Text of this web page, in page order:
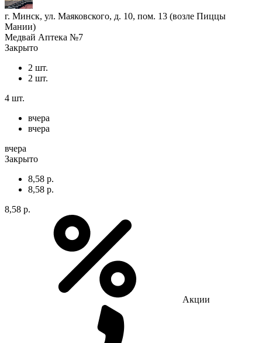
г. Минск, ул. Маяковского, д. 10, пом. 13 (возле Пиццы
Мании)
Медвай Аптека №7
Закрыто
2 шт.
2 шт.
4 шт.
вчера
вчера
вчера
Закрыто
8,58 р.
8,58 р.
8,58 р.
Акции